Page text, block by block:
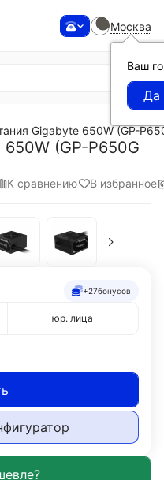
Москва
Ваш
Gigabyte 650W (GP-
(GP-P650G
К сравнению В избранное
+27бонусов
юр. лица